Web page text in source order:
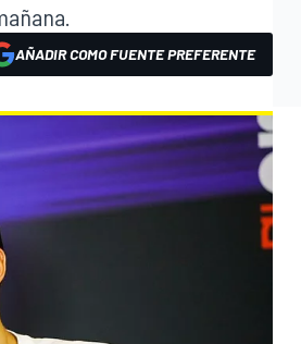
AÑADIR COMO FUENTE PREFERENTE